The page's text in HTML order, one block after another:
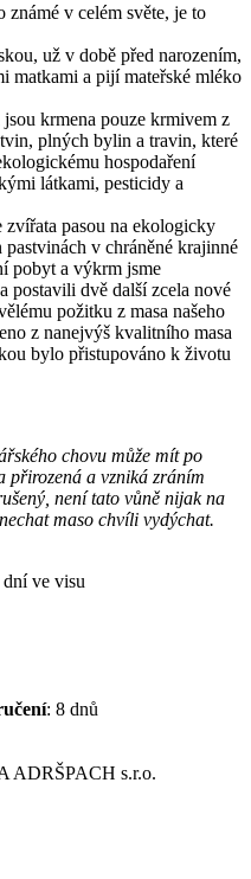
známé v celém světe, je to
už v době před narozením,
matkami a pijí mateřské mléko
jsou krmena pouze krmivem z
plných bylin a travin, které
hospodaření
látkami, pesticidy a
pasou na ekologicky
v chráněné krajinné
pobyt a výkrm jsme
postavili dvě další zcela nové
požitku z masa našeho
z nanejvýš kvalitního masa
bylo přistupováno k životu
chovu může mít po
přirozená a vzniká zráním
není tato vůně nijak na
maso chvíli vydýchat.
ve visu
: 8 dnů
ADRŠPACH s.r.o.